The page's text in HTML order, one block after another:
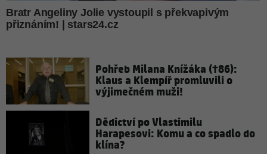
Pohřeb Milana Knížáka (†86):
Klaus a Klempíř promluvili o
výjimečném muži!
Dědictví po Vlastimilu
Harapesovi: Komu a co spadlo do
klína?